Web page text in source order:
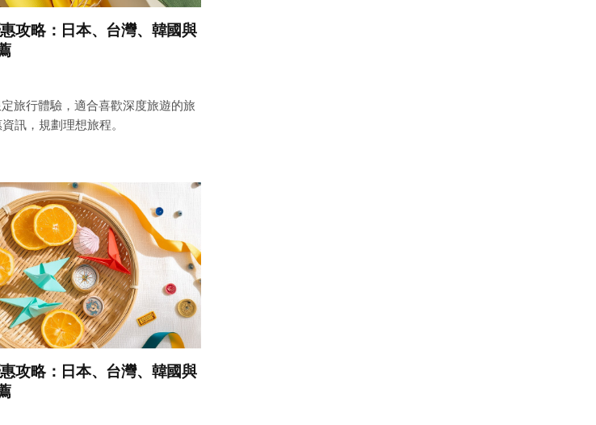
攻略：日本、台灣、韓國與
旅行體驗，適合喜歡深度旅遊的旅
訊，規劃理想旅程。
攻略：日本、台灣、韓國與